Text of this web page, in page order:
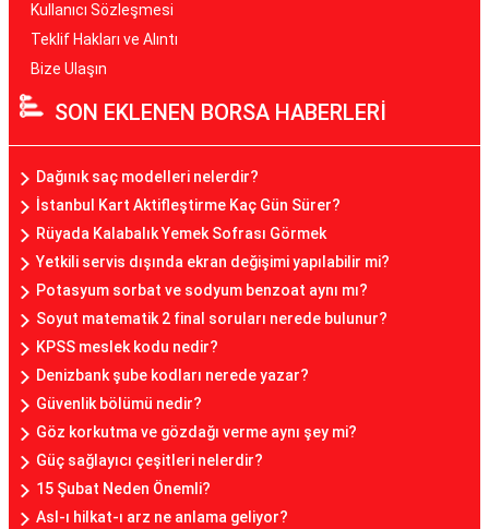
Kullanıcı Sözleşmesi
Teklif Hakları ve Alıntı
Bize Ulaşın
SON EKLENEN BORSA HABERLERİ
Dağınık saç modelleri nelerdir?
İstanbul Kart Aktifleştirme Kaç Gün Sürer?
Rüyada Kalabalık Yemek Sofrası Görmek
Yetkili servis dışında ekran değişimi yapılabilir mi?
Potasyum sorbat ve sodyum benzoat aynı mı?
Soyut matematik 2 final soruları nerede bulunur?
KPSS meslek kodu nedir?
Denizbank şube kodları nerede yazar?
Güvenlik bölümü nedir?
Göz korkutma ve gözdağı verme aynı şey mi?
Güç sağlayıcı çeşitleri nelerdir?
15 Şubat Neden Önemli?
Asl-ı hilkat-ı arz ne anlama geliyor?